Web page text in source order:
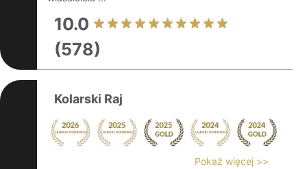
10.0
(578)
Kolarski Raj
Pokaż więcej >>